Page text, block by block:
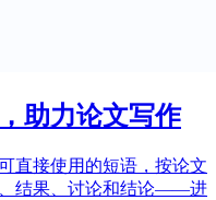
助力论文写作
直接使用的短语，按论文
结果、讨论和结论——进